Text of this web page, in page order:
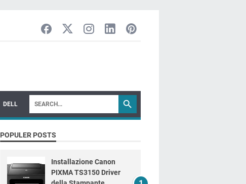
DELL
POPULER POSTS
Installazione Canon
PIXMA TS3150 Driver